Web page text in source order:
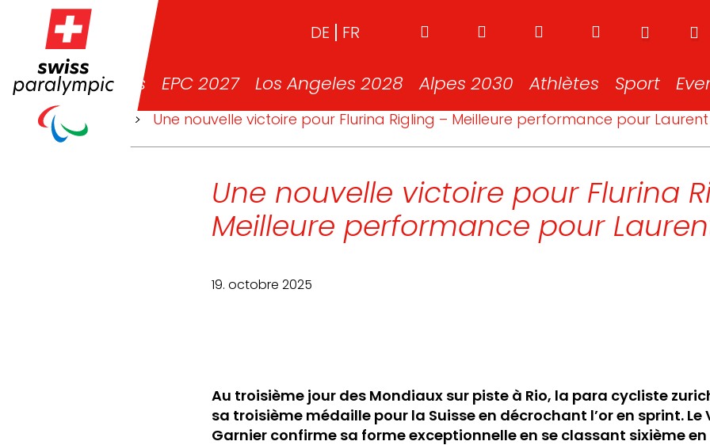
DE FR
News EPC 2027 Los Angeles 2028 Alpes 2030 Athlètes Sport
> News > Une nouvelle victoire pour Flurina Rigling – Meilleure performance pour
Une nouvelle victoire pour Flurina
Meilleure performance pour
19. octobre 2025
Au troisième jour des Mondiaux sur piste à Rio, la para cycliste
sa troisième médaille pour la Suisse en décrochant l’or en sprint. Le
Garnier confirme sa forme exceptionnelle en se classant sixième